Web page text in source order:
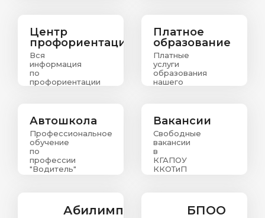
абитуриентов
Центр
профориентации
Вся
информация
по
профориентации
Платное
образование
Платные
услуги
образования
нашего
Автошкола
Профессиональное
обучение
по
профессии
"Водитель"
Вакансии
Свободные
вакансии
в
КГАПОУ
ККОТиП
Абилимпикс БПОО